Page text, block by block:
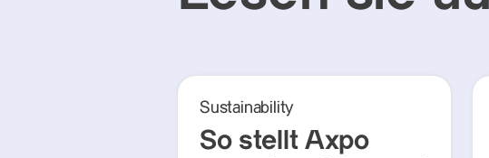
Sustainability
So stellt Axpo